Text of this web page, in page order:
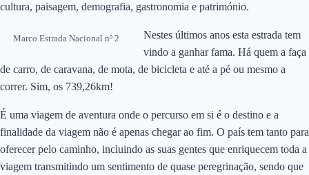
cultura, paisagem, demografia, gastronomia e património.
Marco Estrada Nacional nº 2
Nestes últimos anos esta estrada tem
vindo a ganhar fama. Há quem a faça
de carro, de caravana, de mota, de bicicleta e até a pé ou mesmo a
correr. Sim, os 739,26km!
É uma viagem de aventura onde o percurso em si é o destino e a
finalidade da viagem não é apenas chegar ao fim. O país tem tanto para
oferecer pelo caminho, incluindo as suas gentes que enriquecem toda a
viagem transmitindo um sentimento de quase peregrinação, sendo que